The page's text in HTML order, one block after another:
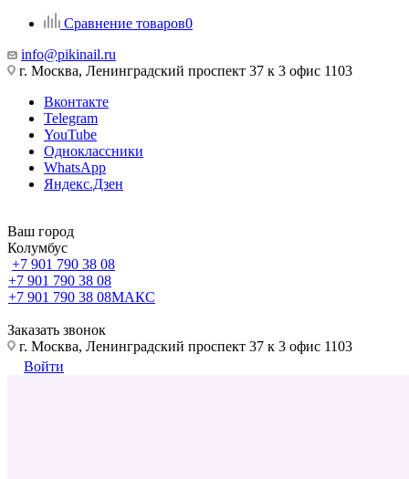
Сравнение товаров0
info@pikinail.ru
г. Москва, Ленинградский проспект 37 к 3 офис 1103
Вконтакте
Telegram
YouTube
Одноклассники
WhatsApp
Яндекс.Дзен
Ваш город
Колумбус
+7 901 790 38 08
+7 901 790 38 08
+7 901 790 38 08МАКС
Заказать звонок
г. Москва, Ленинградский проспект 37 к 3 офис 1103
Войти